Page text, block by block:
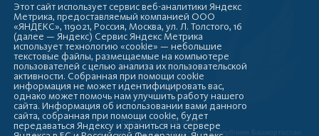
Copyright © 2009-2026
Администрация городского округа город Стерлитамак Республики Башкортостан
Этот сайт использует сервис веб-аналитики Яндекс
Метрика, предоставляемый компанией ООО
«ЯНДЕКС», 119021, Россия, Москва, ул. Л. Толстого, 16
(далее — Яндекс) Сервис Яндекс Метрика
использует технологию «cookie» — небольшие
текстовые файлы, размещаемые на компьютере
пользователей с целью анализа их пользовательской
активности. Собранная при помощи cookie
информация не может идентифицировать вас,
однако может помочь нам улучшить работу нашего
сайта. Информация об использовании вами данного
сайта, собранная при помощи cookie, будет
передаваться Яндексу и храниться на сервере